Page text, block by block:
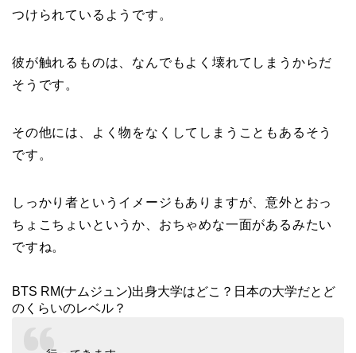
つけられているようです。
彼が触れるものは、なんでもよく壊れてしまうからだ
そうです。
その他には、よく物をなくしてしまうこともあるそう
です。
しっかり者というイメージもありますが、意外とおっ
ちょこちょいというか、おちゃめな一面があるみたい
ですね。
BTS RM(ナムジュン)出身大学はどこ？日本の大学だとど
のくらいのレベル？